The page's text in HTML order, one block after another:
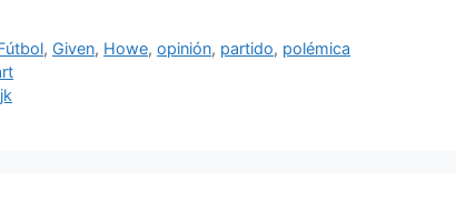
, Given, Howe,opinión, partido, polémica